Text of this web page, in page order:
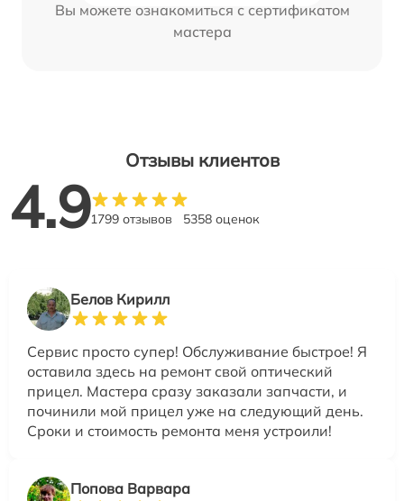
Вы можете ознакомиться с сертификатом
мастера
Отзывы клиентов
4.91799 отзывов 5358 оценок
Белов Кирилл
Сервис просто супер! Обслуживание быстрое! Я
оставила здесь на ремонт свой оптический
прицел. Мастера сразу заказали запчасти, и
починили мой прицел уже на следующий день.
Сроки и стоимость ремонта меня устроили!
Попова Варвара